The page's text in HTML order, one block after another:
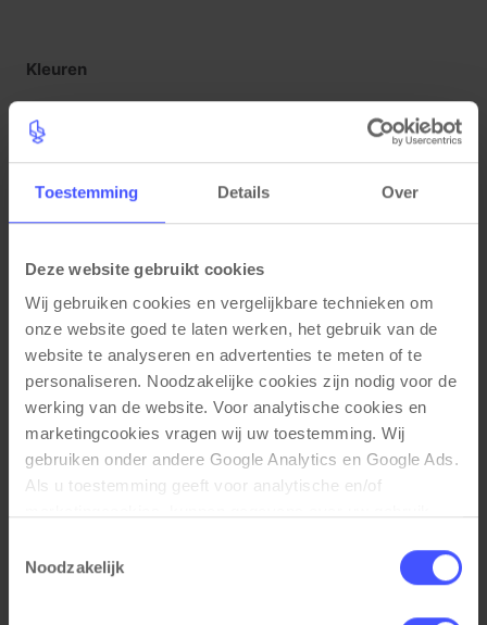
Toestemming Details Over
Deze website gebruikt cookies
Wij gebruiken cookies en vergelijkbare technieken om
onze website goed te laten werken, het gebruik van de
website te analyseren en advertenties te meten of te
personaliseren. Noodzakelijke cookies zijn nodig voor de
werking van de website. Voor analytische cookies en
marketingcookies vragen wij uw toestemming. Wij
gebruiken onder andere Google Analytics en Google Ads.
Als u toestemming geeft voor analytische en/of
analyse, advertentiemeting, remarketing en
campagneoptimalisatie. Meer informatie vindt u in onze
privacyverklaring en cookieverklaring op onze website.
Noodzakelijk
Kleuren
Waterafstotend bureaublad met PVC stootrand
(2mm)
Krasbestendig tafelblad (dikte 25mm)
Functionele eigenschappen
Vaste hoogte van 76cm
Stelvoeten tegen een ongelijke vloer